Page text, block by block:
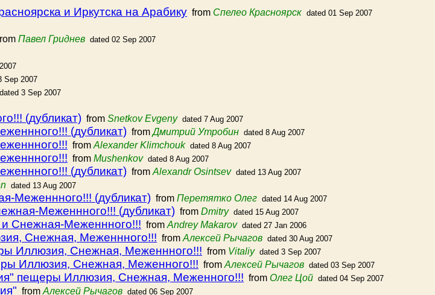
и Иркутска на Арабику from Спелео Красноярск dated 01 Sep 2007
Павел Гриднев dated 02 Sep 2007
Sep 2007
dated 3 Sep 2007
(дубликат) from Snetkov Evgeny dated 7 Aug 2007
(дубликат) fromДмитрий Утробин dated 8 Aug 2007
from Alexander Klimchouk dated 8 Aug 2007
from Mushenkov dated 8 Aug 2007
(дубликат) from Alexandr Osintsev dated 13 Aug 2007
dated 13 Aug 2007
Меженнного!!! (дубликат) from Перетятко Олег dated 14 Aug 2007
Меженнного!!! (дубликат) from Dmitry dated 15 Aug 2007
Снежная-Меженнного!!! from Andrey Makarov dated 27 Jan 2006
Снежная, Меженнного!!! from Алексей Рычагов dated 30 Aug 2007
Иллюзия, Снежная, Меженнного!!! from Vitaliy dated 3 Sep 2007
Иллюзия, Снежная, Меженного!!! from Алексей Рычагов dated 03 Sep 2007
пещеры Иллюзия, Снежная, Меженного!!! from Олег Цой dated 04 Sep 2007
from Алексей Рычагов dated 06 Sep 2007